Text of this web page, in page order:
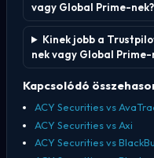
vagy Global Prime-nek?
Kinek jobb a
nek vagy Global Prime-
Kapcsolódó
ACY Securities vs
ACY Securities vs Axi
ACY Securities vs